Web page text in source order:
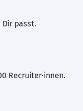
Dir passt.
Recruiter·innen.